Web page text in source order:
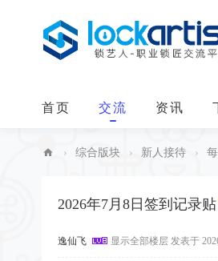
首页 交流 资讯
› 综合版块 › 新人接待 ›
2026年7月8日签到记录贴
逸仙飞 显示全部楼层 发表于